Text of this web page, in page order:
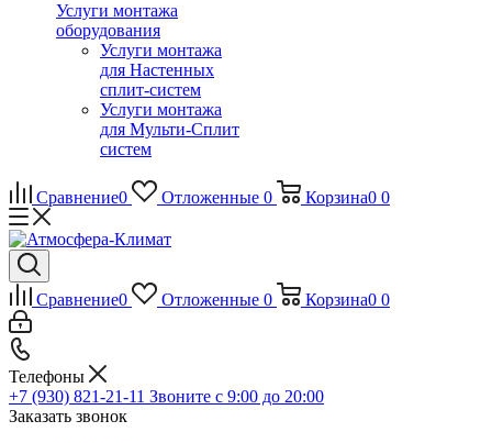
Услуги монтажа
оборудования
Услуги монтажа
для Настенных
сплит-систем
Услуги монтажа
для Мульти-Сплит
систем
Сравнение0 Отложенные 0 Корзина0 0
Сравнение0 Отложенные 0 Корзина0 0
Телефоны
+7 (930) 821-21-11 Звоните с 9:00 до 20:00
Заказать звонок